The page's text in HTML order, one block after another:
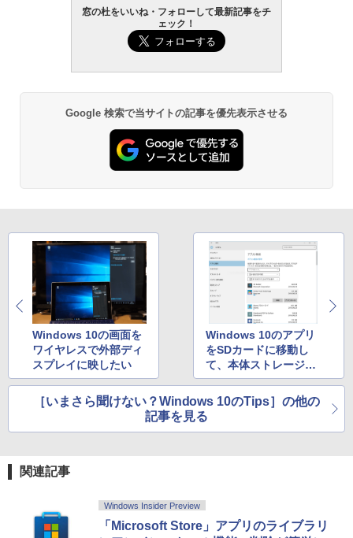
AIイラスト表現辞典: 思い通りの絵を引き
出す プロンプトの言葉 AI画像生成シリー
ズ (はぴーイラストLabo)
ClaudeCode いちばんやさしい 教科書:
非エンジニア 初心者 素人 でも安心 使い
方 マニュアル AI副業にもコンテンツ作成
にもKindle出版にも！ 非エンジニアのた
めのAIコーディング入門シリーズ
￥99
1冊ですべて身につくHTML & CSSとWe
bデザイン入門講座［第2版］
￥1,292
FM TOWNS ハイパー・カタログ: 本体ハ
ードウェア・市販ソフトウェアのパーフ
ェクトリストと最新エミュレータ紹介
Amazon Kindle - 目に優しい、かさばら
ない、大きな画面で読みやすい、6週間持
続バッテリー、6インチディスプレイ電子
し
￥16,980
Kindle Paperwhite シグニチャーエディ
ション (32GB) 7インチディスプレイ、明
持続バッテリー、広告なし、メタリック
￥27,980
Amazon Kindle Colorsoft | 16GBストレ
ージ、防水、7インチカラーディスプレ
イ、色調調節ライト、最大8週間持続バッ
テリー、広告無し、ブラック (2025年発
売)
￥31,980
New Amazon Kindle Scribe Colorsoft |
11インチカラーディスプレイ、64GBスト
レージ、ノート機能搭載、明るさ自動調
窓の杜をいいね・フォローして最新記事をチ
ェック！
Google 検索で当サイトの記事を優先表示させる
Windows 10の画面を
ワイヤレスで外部ディ
スプレイに映したい
Windows 10のアプリ
をSDカードに移動し
て、本体ストレージの
空き容量を確保する
［いまさら聞けない？Windows 10のTips］の他の
記事を見る
関連記事
Windows Insider Preview
「Microsoft Store」アプリのライブラリ